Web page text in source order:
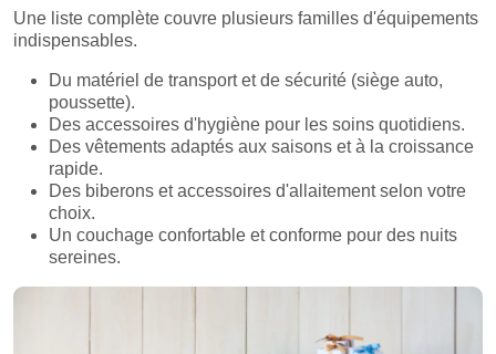
Une liste complète couvre plusieurs familles d'équipements
indispensables.
Du matériel de transport et de sécurité (siège auto,
poussette).
Des accessoires d'hygiène pour les soins quotidiens.
Des vêtements adaptés aux saisons et à la croissance
rapide.
Des biberons et accessoires d'allaitement selon votre
choix.
Un couchage confortable et conforme pour des nuits
sereines.